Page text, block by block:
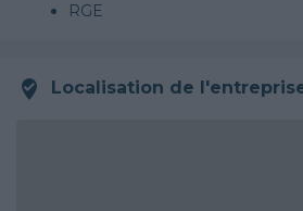
RGE
Localisation de